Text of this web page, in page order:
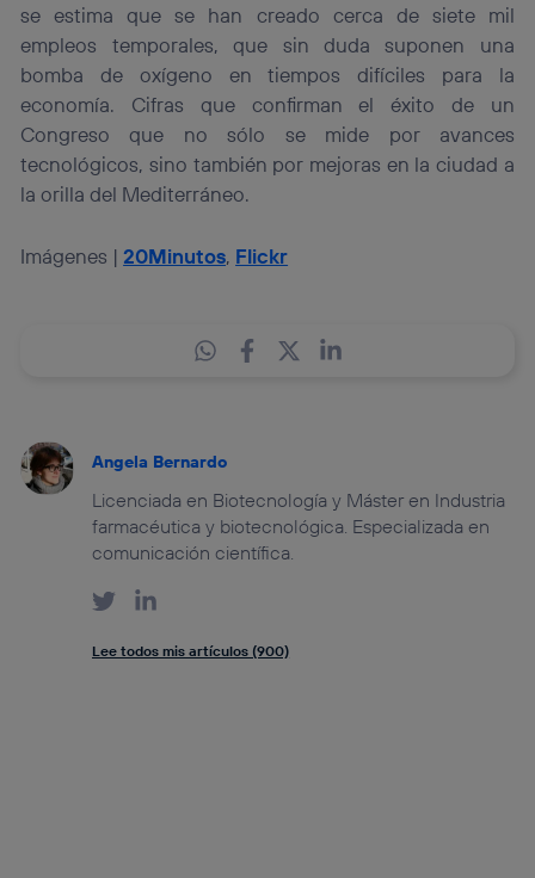
se estima que se han creado cerca de siete mil
empleos temporales, que sin duda suponen una
bomba de oxígeno en tiempos difíciles para la
economía. Cifras que confirman el éxito de un
Congreso que no sólo se mide por avances
tecnológicos, sino también por mejoras en la ciudad a
la orilla del Mediterráneo.
Imágenes |20Minutos, Flickr
Angela Bernardo
Licenciada en Biotecnología y Máster en Industria
farmacéutica y biotecnológica. Especializada en
comunicación científica.
Lee todos mis artículos (900)